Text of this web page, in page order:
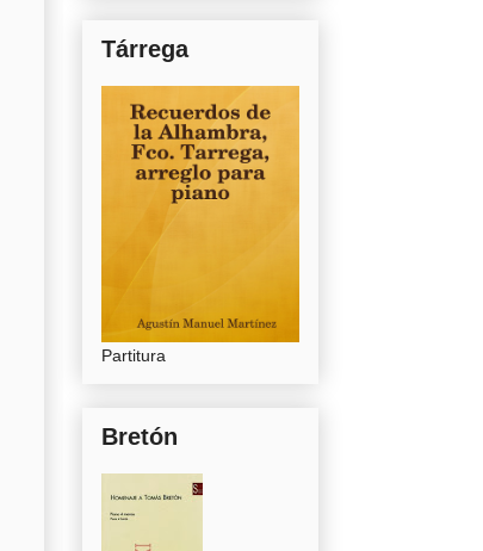
Tárrega
Partitura
Bretón